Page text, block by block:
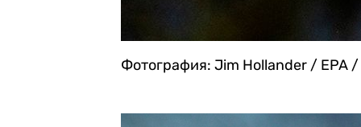
Фотография: Jim Hollander / EPA /